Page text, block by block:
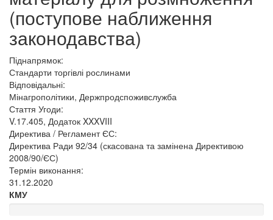
(поступове наближення
законодавства)
Піднапрямок:
Стандарти торгівлі рослинами
Відповідальні:
Мінагрополітики, Держпродспоживслужба
Стаття Угоди:
V.17.405, Додаток XXXVIII
Директива / Регламент ЄС:
Директива Ради 92/34 (скасована та замінена Директивою
2008/90/ЄС)
Термін виконання:
31.12.2020
КМУ